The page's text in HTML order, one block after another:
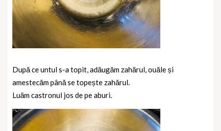
După ce untul s-a topit, adăugăm zahărul, ouăle și
amestecăm până se topește zahărul.
Luăm castronul jos de pe aburi.